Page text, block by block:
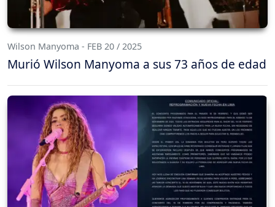
Wilson Manyoma - FEB 20 / 2025
Murió Wilson Manyoma a sus 73 años de edad